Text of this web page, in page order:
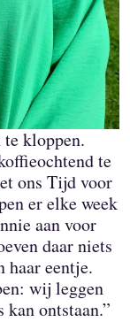
kloppen.
te
ons Tijd voor
er elke week
aan voor
daar niets
haar eentje.
wij leggen
ontstaan.”